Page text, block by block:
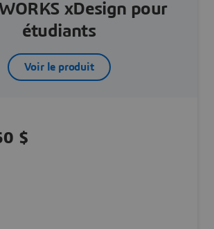
xDesign pour
étudiants
Voir le produit
$